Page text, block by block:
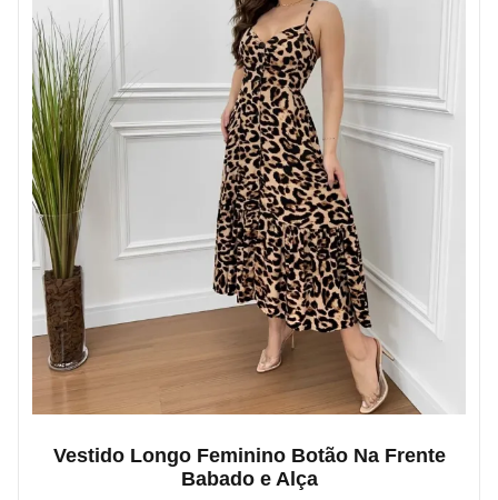
Vestido Longo Feminino Botão Na Frente
Babado e Alça